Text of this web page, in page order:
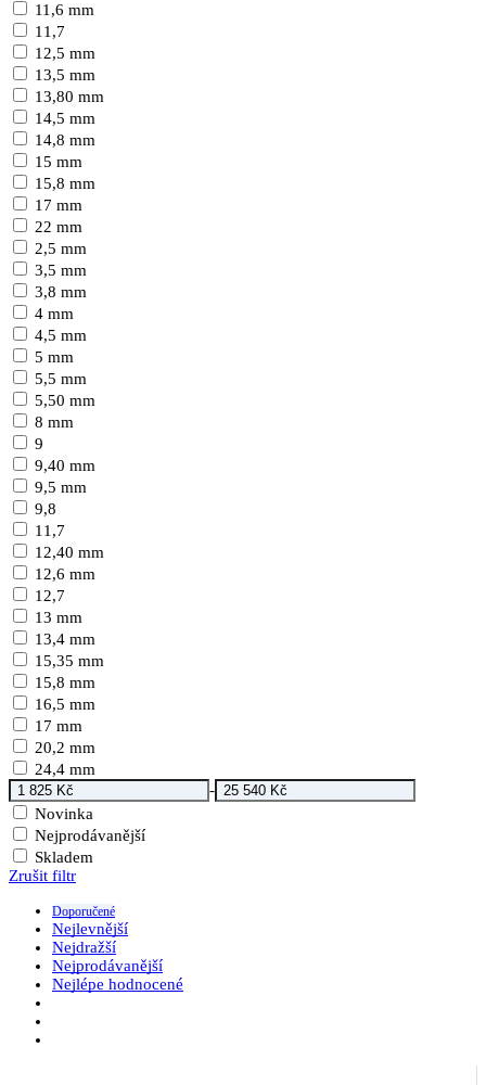
11,6 mm
11,7
12,5 mm
13,5 mm
13,80 mm
14,5 mm
14,8 mm
15 mm
15,8 mm
17 mm
22 mm
2,5 mm
3,5 mm
3,8 mm
4 mm
4,5 mm
5 mm
5,5 mm
5,50 mm
8 mm
9
9,40 mm
9,5 mm
9,8
11,7
12,40 mm
12,6 mm
12,7
13 mm
13,4 mm
15,35 mm
15,8 mm
16,5 mm
17 mm
20,2 mm
24,4 mm
-
Novinka
Nejprodávanější
Skladem
Zrušit filtr
Doporučené
Nejlevnější
Nejdražší
Nejprodávanější
Nejlépe hodnocené